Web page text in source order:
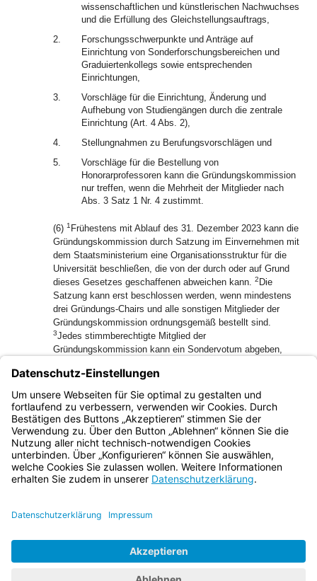
wissenschaftlichen und künstlerischen Nachwuchses
und die Erfüllung des Gleichstellungsauftrags,
2.
Forschungsschwerpunkte und Anträge auf
Einrichtung von Sonderforschungsbereichen und
Graduiertenkollegs sowie entsprechenden
Einrichtungen,
3.
Vorschläge für die Einrichtung, Änderung und
Aufhebung von Studiengängen durch die zentrale
Einrichtung (Art. 4 Abs. 2),
4.
Stellungnahmen zu Berufungsvorschlägen und
5.
Vorschläge für die Bestellung von
Honorarprofessoren kann die Gründungskommission
nur treffen, wenn die Mehrheit der Mitglieder nach
Abs. 3 Satz 1 Nr. 4 zustimmt.
(6) 1 Frühestens mit Ablauf des 31. Dezember 2023 kann die
Gründungskommission durch Satzung im Einvernehmen mit
dem Staatsministerium eine Organisationsstruktur für die
Universität beschließen, die von der durch oder auf Grund
dieses Gesetzes geschaffenen abweichen kann. 2 Die
Satzung kann erst beschlossen werden, wenn mindestens
drei Gründungs-Chairs und alle sonstigen Mitglieder der
Gründungskommission ordnungsgemäß bestellt sind.
3Jedes stimmberechtigte Mitglied der
Gründungskommission kann ein Sondervotum abgeben,
(7) Das Nähere bestimmt das Staatsministerium durch
Rechtsverordnung, insbesondere zur Bestellung, Amtszeit
und Aufgaben der Organe und ihrer Mitglieder.
Bayern.de
BayernPortal
Impressum